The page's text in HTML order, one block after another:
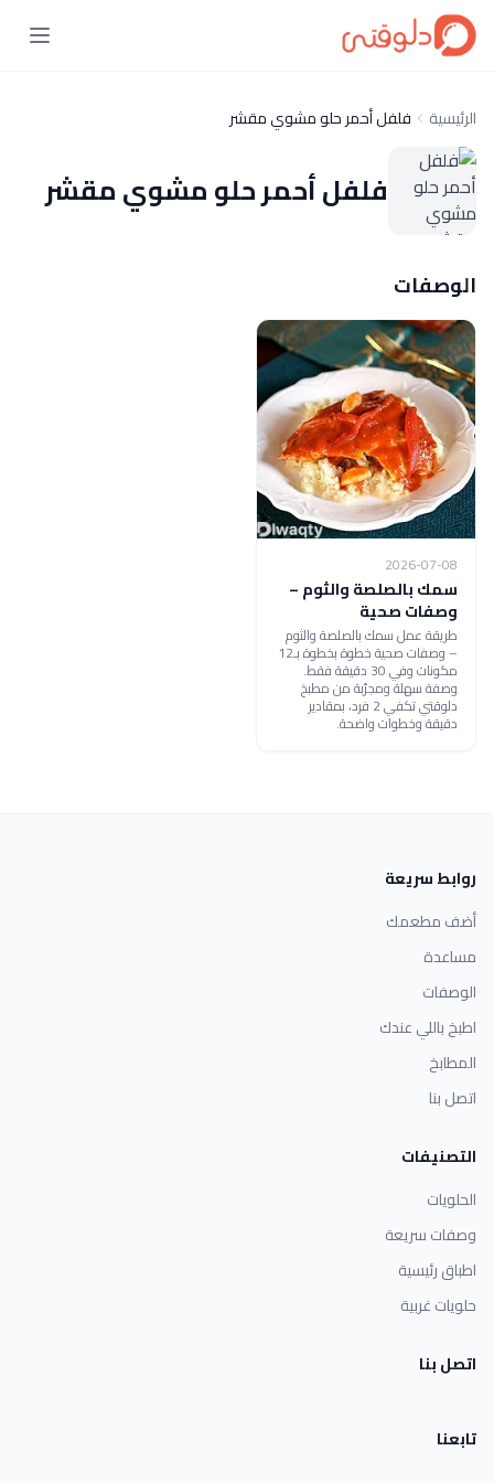
الرئيسية فلفل أحمر حلو مشوي مقشر
فلفل أحمر حلو مشوي مقشر
الوصفات
2026-07-08
سمك بالصلصة والثوم –
وصفات صحية
طريقة عمل سمك بالصلصة والثوم
– وصفات صحية خطوة بخطوة بـ12
مكونات وفي 30 دقيقة فقط.
وصفة سهلة ومجرّبة من مطبخ
دلوقتي تكفي 2 فرد، بمقادير
دقيقة وخطوات واضحة.
روابط سريعة
أضف مطعمك
مساعدة
الوصفات
اطبخ باللي عندك
المطابخ
اتصل بنا
التصنيفات
الحلويات
وصفات سريعة
اطباق رئيسية
حلويات غربية
اتصل بنا
تابعنا